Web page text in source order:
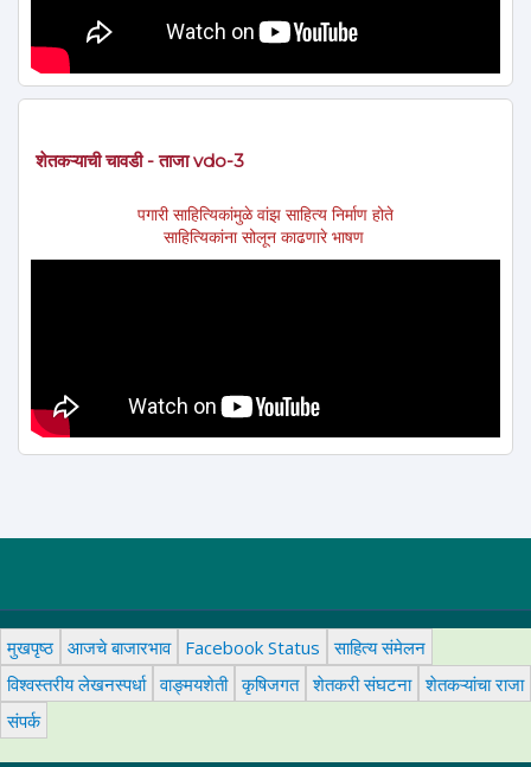
शेतकऱ्याची चावडी - ताजा vdo-3
पगारी साहित्यिकांमुळे वांझ साहित्य निर्माण होते
साहित्यिकांना सोलून काढणारे भाषण
मुखपृष्ठ आजचे बाजारभाव Facebook Status
साहित्य संमेलन
विश्वस्तरीय लेखनस्पर्धा वाङ्मयशेती कृषिजगत शेतकरी संघटना शेतकऱ्यांचा राजा
संपर्क